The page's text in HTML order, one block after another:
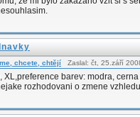
chcete, chtějí Zaslal: čt, 25.září
XL,preference barev: modra,
rozhodovani o zmene